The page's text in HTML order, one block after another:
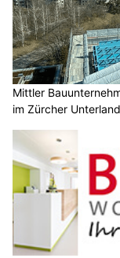
Mittler
im Zürcher Unterland